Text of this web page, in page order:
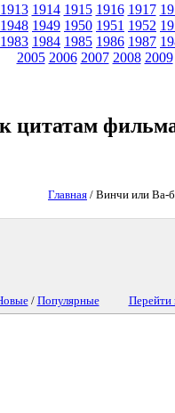
1913 1914 1915 1916 1917
1948 1949 1950 1951 1952
1983 1984 1985 1986 1987
2005 2006 2007 2008 2009
цитатам
Главная / Винчи или Ва-
/ Популярные Перейти